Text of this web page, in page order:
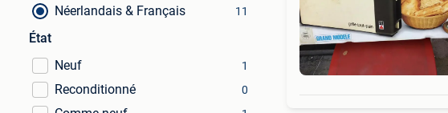
Néerlandais & Français 11
État
Neuf
1
Reconditionné 0